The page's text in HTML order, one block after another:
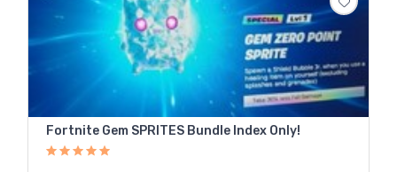
Fortnite Gem SPRITES Bundle Index Only!